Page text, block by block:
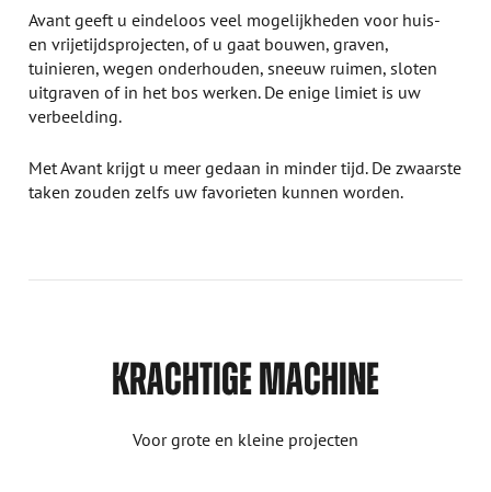
Avant geeft u eindeloos veel mogelijkheden voor huis-
en vrijetijdsprojecten, of u gaat bouwen, graven,
tuinieren, wegen onderhouden, sneeuw ruimen, sloten
uitgraven of in het bos werken. De enige limiet is uw
verbeelding.
Met Avant krijgt u meer gedaan in minder tijd. De zwaarste
taken zouden zelfs uw favorieten kunnen worden.
KRACHTIGE MACHINE
Voor grote en kleine projecten